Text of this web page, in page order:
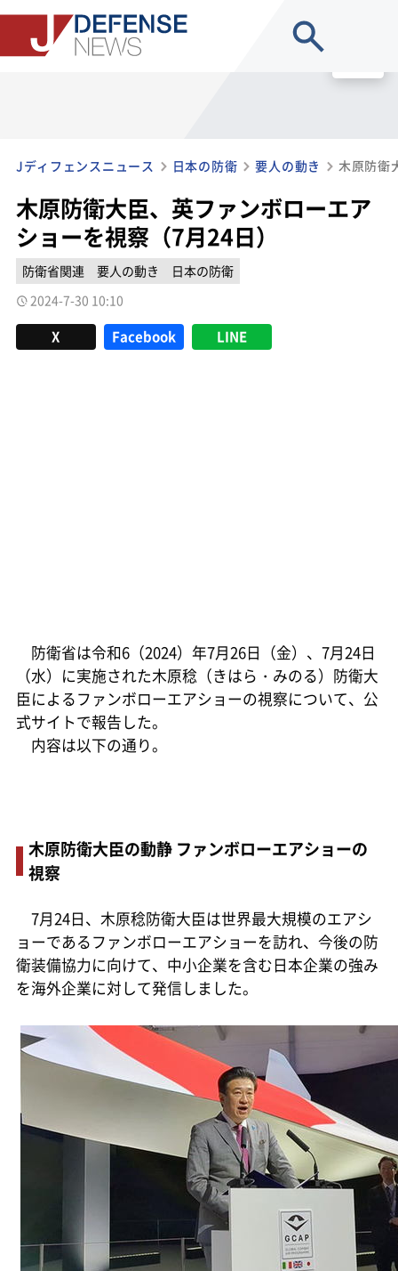
Jディフェンスニュース 日本の防衛 要人の動き
木原防衛大臣、英ファンボローエア
ショーを視察（7月24日）
防衛省関連 要人の動き
日本の防衛
2024-7-30 10:10
X Facebook LINE
防衛省は令和6（2024）年7月26日（金）、7月24日
（水）に実施された木原稔（きはら・みのる）防衛大
臣によるファンボローエアショーの視察について、公
式サイトで報告した。
内容は以下の通り。
木原防衛大臣の動静 ファンボローエアショーの
視察
7月24日、木原稔防衛大臣は世界最大規模のエアシ
ョーであるファンボローエアショーを訪れ、今後の防
衛装備協力に向けて、中小企業を含む日本企業の強み
を海外企業に対して発信しました。